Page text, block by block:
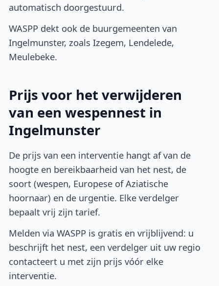
automatisch doorgestuurd.
WASPP dekt ook de buurgemeenten van
Ingelmunster, zoals Izegem, Lendelede,
Meulebeke.
Prijs voor het verwijderen
van een wespennest in
Ingelmunster
De prijs van een interventie hangt af van de
hoogte en bereikbaarheid van het nest, de
soort (wespen, Europese of Aziatische
hoornaar) en de urgentie. Elke verdelger
bepaalt vrij zijn tarief.
Melden via WASPP is gratis en vrijblijvend: u
beschrijft het nest, een verdelger uit uw regio
contacteert u met zijn prijs vóór elke
interventie.